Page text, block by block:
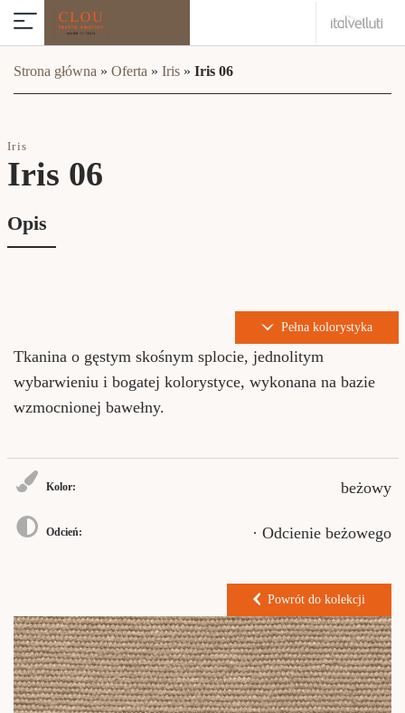
Strona główna » Oferta » Iris » Iris 06
Iris
Iris 06
Opis
Pełna kolorystyka
Tkanina o gęstym skośnym splocie, jednolitym
wybarwieniu i bogatej kolorystyce, wykonana na bazie
wzmocnionej bawełny.
Kolor: beżowy
Odcień: · Odcienie beżowego
Powrót do kolekcji